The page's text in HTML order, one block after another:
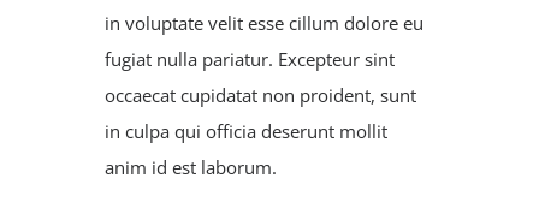
in voluptate velit esse cillum dolore eu
fugiat nulla pariatur. Excepteur sint
occaecat cupidatat non proident, sunt
in culpa qui officia deserunt mollit
anim id est laborum.